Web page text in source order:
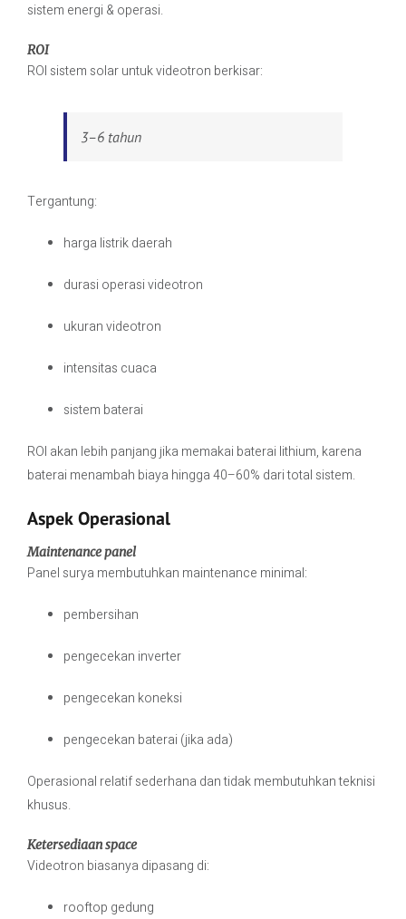
sistem energi & operasi.
ROI
ROI sistem solar untuk videotron berkisar:
3–6 tahun
Tergantung:
harga listrik daerah
durasi operasi videotron
ukuran videotron
intensitas cuaca
sistem baterai
ROI akan lebih panjang jika memakai baterai lithium, karena
baterai menambah biaya hingga 40–60% dari total sistem.
Aspek Operasional
Maintenance panel
Panel surya membutuhkan maintenance minimal:
pembersihan
pengecekan inverter
pengecekan koneksi
pengecekan baterai (jika ada)
Operasional relatif sederhana dan tidak membutuhkan teknisi
khusus.
Ketersediaan space
Videotron biasanya dipasang di:
rooftop gedung